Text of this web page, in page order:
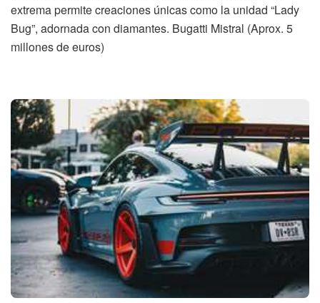
extrema permite creaciones únicas como la unidad “Lady
Bug”, adornada con diamantes. Bugatti Mistral (Aprox. 5
millones de euros)